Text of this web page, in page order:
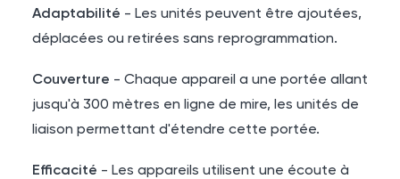
Adaptabilité - Les unités peuvent être ajoutées,
déplacées ou retirées sans reprogrammation.
Couverture - Chaque appareil a une portée allant
jusqu'à 300 mètres en ligne de mire, les unités de
liaison permettant d'étendre cette portée.
Efficacité - Les appareils utilisent une écoute à